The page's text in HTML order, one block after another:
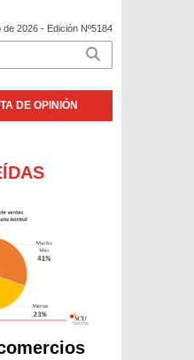
de 2026 - Edición Nº5184
DE OPINIÓN